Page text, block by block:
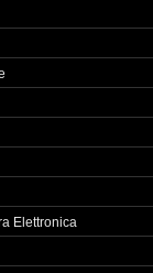
Elettronica